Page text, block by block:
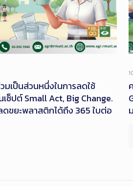
เป็นส่วนหนึ่งในการลดใช้
ซ็ปต์ Small Act, Big Change.
ดขยะพลาสติกได้ถึง 365 ใบต่อ